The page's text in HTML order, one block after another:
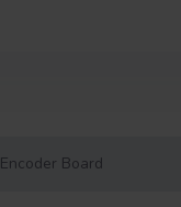
Encoder Board